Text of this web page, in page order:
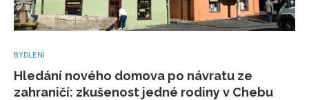
BYDLENÍ
Hledání nového domova po návratu ze
zahraničí: zkušenost jedné rodiny v Chebu